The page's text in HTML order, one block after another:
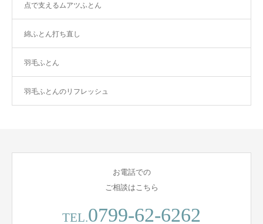
点で支えるムアツふとん
綿ふとん打ち直し
羽毛ふとん
羽毛ふとんのリフレッシュ
お電話での
ご相談はこちら
TEL.0799-62-6262